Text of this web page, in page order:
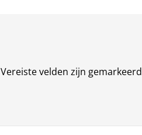
Vereiste velden zijn gemarkeerd